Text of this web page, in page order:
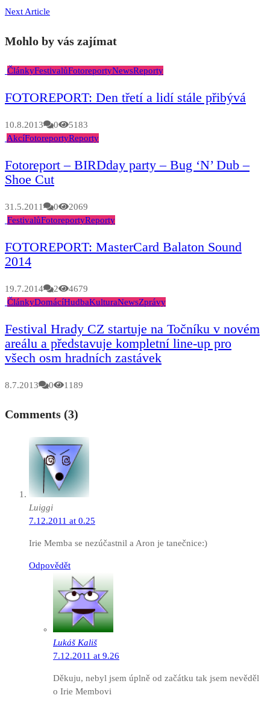
Next Article
Mohlo by vás zajímat
ČlánkyFestivalůFotoreportyNewsReporty
FOTOREPORT: Den třetí a lidí stále přibývá
10.8.2013 0
5183
AkcíFotoreportyReporty
Fotoreport – BIRDday party – Bug ‘N’ Dub –
Shoe Cut
31.5.2011 0
2069
FestivalůFotoreportyReporty
FOTOREPORT: MasterCard Balaton Sound
2014
19.7.2014 2
4679
ČlánkyDomácíHudbaKulturaNewsZprávy
Festival Hrady CZ startuje na Točníku v novém
areálu a představuje kompletní line-up pro
všech osm hradních zastávek
8.7.2013 0 1189
Comments (3)
Luiggi
7.12.2011 at 0.25
Irie Memba se nezúčastnil a Aron je tanečnice:)
Odpovědět
Lukáš Kališ
7.12.2011 at 9.26
Děkuju, nebyl jsem úplně od začátku tak jsem nevěděl
o Irie Membovi